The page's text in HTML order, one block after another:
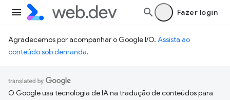
Fazer login
Agradecemos por acompanhar o Google I/O. Assista ao
conteúdo sob demanda.
O Google usa tecnologia de IA na tradução de conteúdos para